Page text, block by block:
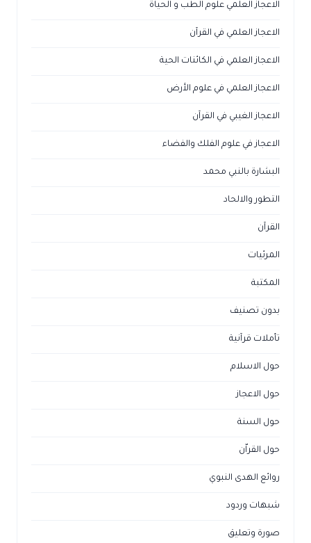
الاعجاز العلمي علوم الطب و الحياة
الاعجاز العلمي في القرآن
الاعجاز العلمي في الكائنات الحية
الاعجاز العلمي في علوم الأرض
الاعجاز الغيبي في القرآن
الاعجاز في علوم الفلك والفضاء
البشارة بالنبي محمد
التطور والالحاد
القرآن
المرئيات
المكتبة
بدون تصنيف
تأملات قرآنية
حول الاسلام
حول الاعجاز
حول السنة
حول القراّن
روائع الهدى النبوي
شبهات وردود
صورة وتعليق